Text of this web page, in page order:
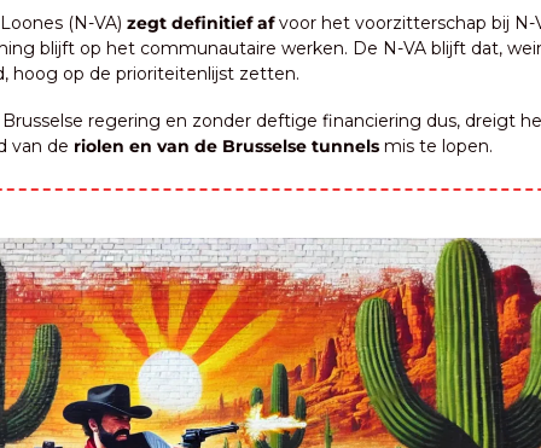
(N-VA) zegt definitief af voor het voorzitterschap bij N-
blijft op het communautaire werken. De N-VA blijft dat,
hoog op de prioriteitenlijst zetten.
regering en zonder deftige financiering dus, dreigt
van de riolen en van de Brusselse tunnels mis te lopen.